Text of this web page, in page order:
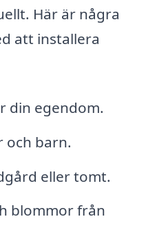
Här är några
att installera
din egendom.
och barn.
eller tomt.
blommor från